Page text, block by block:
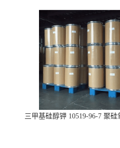
三甲基硅醇钾 10519-96-7 聚硅